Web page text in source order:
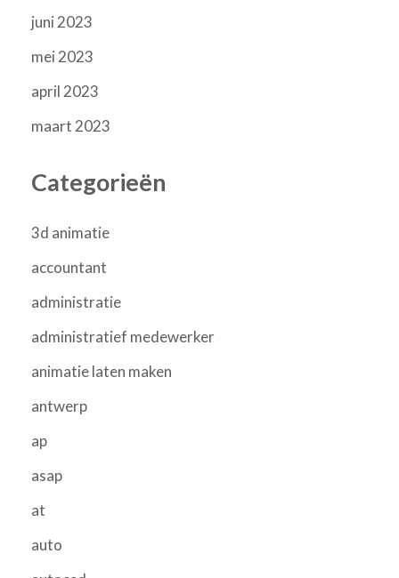
juni 2023
mei 2023
april 2023
maart 2023
Categorieën
3d animatie
accountant
administratie
administratief medewerker
animatie laten maken
antwerp
ap
asap
at
auto